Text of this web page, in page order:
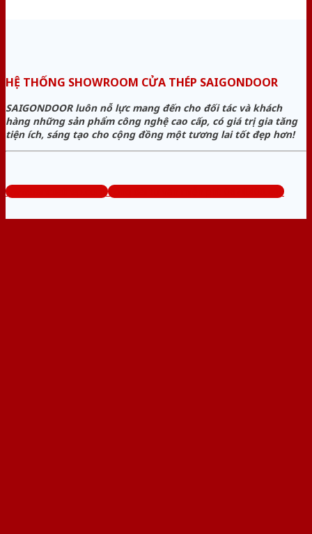
HỆ THỐNG SHOWROOM CỬA THÉP SAIGONDOOR
SAIGONDOOR luôn nỗ lực mang đến cho đối tác và khách
hàng những sản phẩm công nghệ cao cấp, có giá trị gia tăng
tiện ích, sáng tạo cho cộng đồng một tương lai tốt đẹp hơn!
www.bancuathep.com Tổng đài tư vấn miễn phí: 0824.400.400